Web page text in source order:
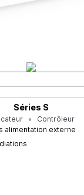
Séries S
Contrôleur
alimentation externe